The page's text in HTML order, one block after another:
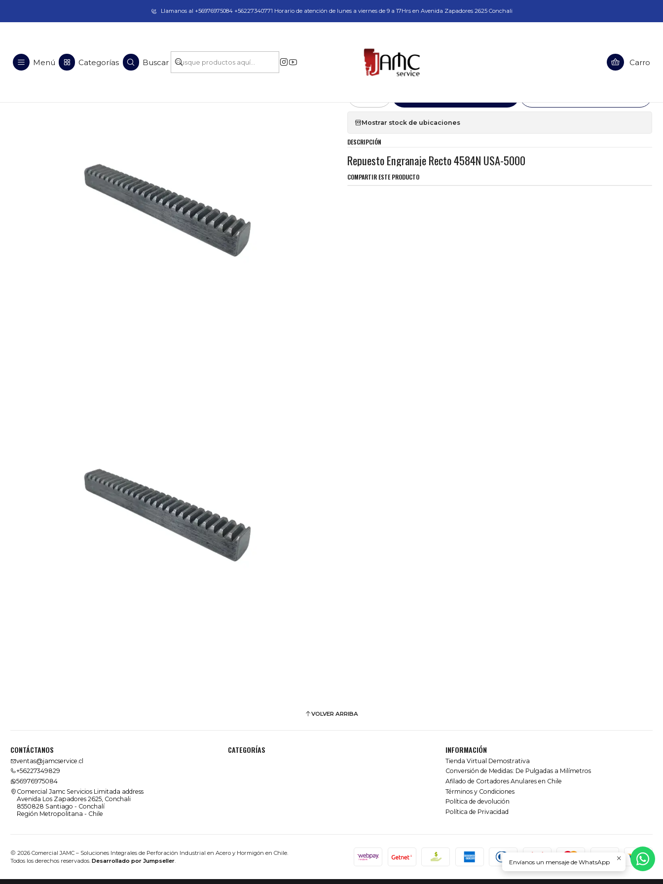
Taladros Magnéticos en Chile | Venta, Arriendo y Servicio Técnico
Menú Categorías Buscar Carro
Llamanos al +56976975084 +56227340771 Horario de atención de lunes a viernes de 9 a 17Hrs en Avenida Zapadores 2625 Conchali
Repuesto Engranaje Recto 4584N USA-5000
Mostrar stock de ubicaciones
DESCRIPCIÓN
Repuesto Engranaje Recto 4584N USA-5000
COMPARTIR ESTE PRODUCTO
VOLVER ARRIBA
CONTÁCTANOS
ventas@jamcservice.cl
+56227349829
56976975084
Comercial Jamc Servicios Limitada address
Avenida Los Zapadores 2625, Conchali
8550828 Santiago - Conchalí
Región Metropolitana - Chile
CATEGORÍAS INFORMACIÓN
Tienda Virtual Demostrativa
Conversión de Medidas: De Pulgadas a Milímetros
Afilado de Cortadores Anulares en Chile
Términos y Condiciones
Política de devolución
Política de Privacidad
2026 Comercial JAMC – Soluciones Integrales de Perforación Industrial en Acero y Hormigón en Chile.
Todos los derechos reservados. Desarrollado por Jumpseller. Envíanos un mensaje de WhatsApp